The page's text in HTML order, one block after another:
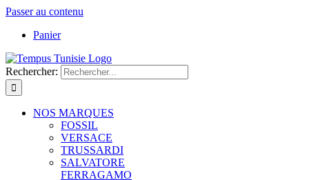
Passer au contenu
Panier
Rechercher:
NOS MARQUES
FOSSIL
VERSACE
TRUSSARDI
SALVATORE
FERRAGAMO